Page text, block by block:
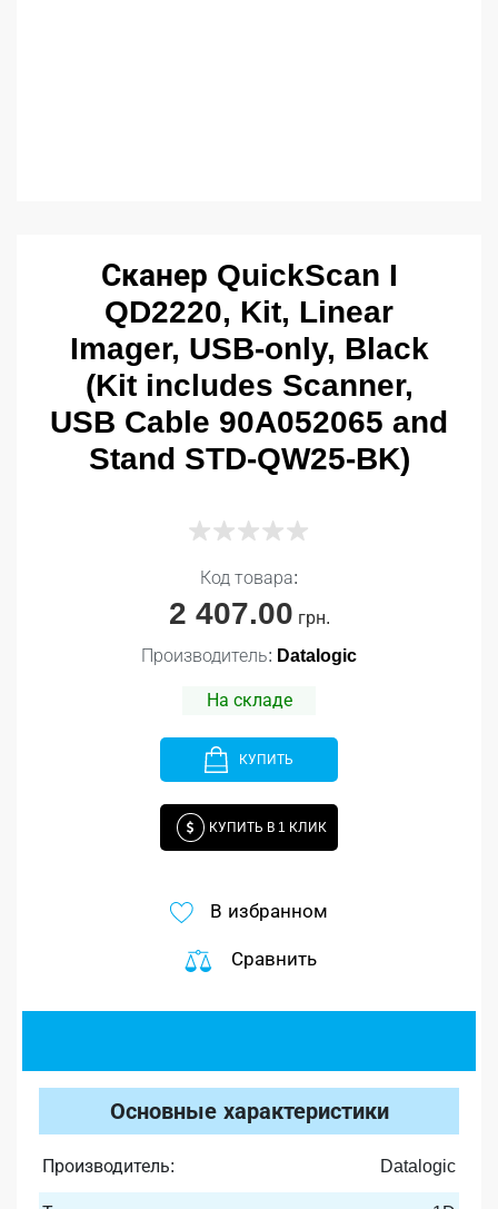
Сканер QuickScan I
QD2220, Kit, Linear
Imager, USB-only, Black
(Kit includes Scanner,
USB Cable 90A052065 and
Stand STD-QW25-BK)
Код товара:
2 407.00 грн.
Производитель: Datalogic
На складе
КУПИТЬ
КУПИТЬ В 1 КЛИК
В избранном
Сравнить
Основные характеристики
Производитель: Datalogic